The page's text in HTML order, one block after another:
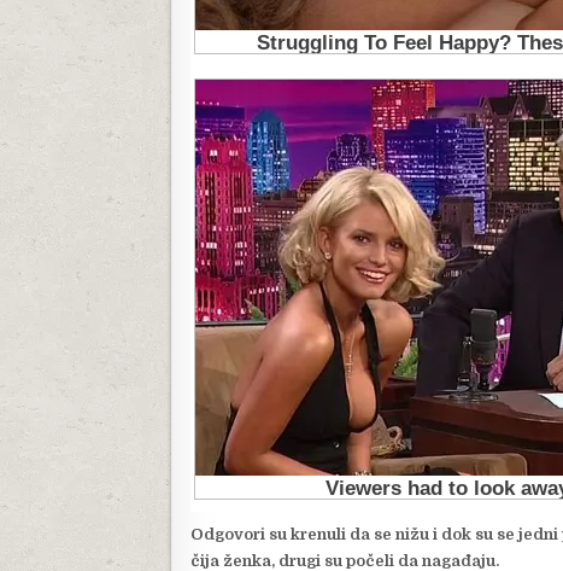
Odgovori su krenuli da se nižu i dok su se
čija ženka, drugi su počeli da nagađaju.